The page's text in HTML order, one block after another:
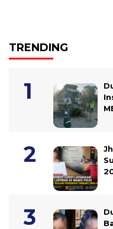
TRENDING